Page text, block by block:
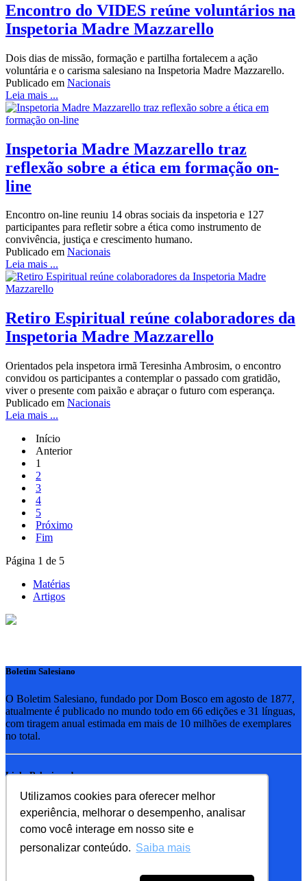
Utilizamos cookies para oferecer melhor
experiência, melhorar o desempenho, analisar
como você interage em nosso site e
personalizar conteúdo. Saiba mais
Encontro do VIDES reúne voluntários na
Inspetoria Madre Mazzarello
Dois dias de missão, formação e partilha fortalecem a ação
voluntária e o carisma salesiano na Inspetoria Madre Mazzarello.
Publicado em Nacionais
Leia mais ...
Inspetoria Madre Mazzarello traz
reflexão sobre a ética em formação on-
line
Encontro on-line reuniu 14 obras sociais da inspetoria e 127
participantes para refletir sobre a ética como instrumento de
convivência, justiça e crescimento humano.
Publicado em Nacionais
Leia mais ...
Retiro Espiritual reúne colaboradores da
Inspetoria Madre Mazzarello
Orientados pela inspetora irmã Teresinha Ambrosim, o encontro
convidou os participantes a contemplar o passado com gratidão,
viver o presente com paixão e abraçar o futuro com esperança.
Publicado em Nacionais
Leia mais ...
Início
Anterior
1
2
3
4
5
Próximo
Fim
Página 1 de 5
Matérias
Artigos
Boletim Salesiano
O Boletim Salesiano, fundado por Dom Bosco em agosto de 1877,
atualmente é publicado no mundo todo em 66 edições e 31 línguas,
com tiragem anual estimada em mais de 10 milhões de exemplares
no total.
Links Relacionados
RSB - Rede Salesiana Brasil
EDEBE - Editora
UPV - União pela Vida
Familia Salesiana